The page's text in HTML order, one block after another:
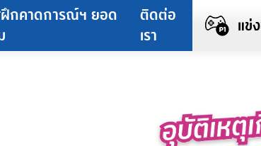
ฝึกคาดการณ์ฯ ยอด
ติดต่อ
เรา
แข่